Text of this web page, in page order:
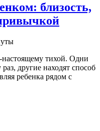
близость,
тихой. Одни
другие находят способ
ребенка рядом с